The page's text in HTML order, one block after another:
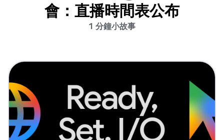
會：直播時間表公布
1 分鐘小故事